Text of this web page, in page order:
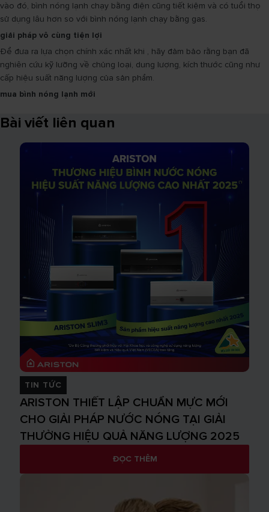
vào đó, bình nóng lạnh chạy bằng điện cũng tiết kiệm và có tuổi thọ
sử dụng lâu hơn so với bình nóng lạnh chạy bằng gas.
giải pháp vô cùng tiện lợi
Để đưa ra lựa chọn chính xác nhất khi , hãy đảm bảo rằng bạn đã
nghiên cứu kỹ lưỡng về chủng loại, dung lượng, kích thước cũng như
cấp hiệu suất năng lượng của sản phẩm.
mua bình nóng lạnh mới
Bài viết liên quan
TIN TỨC
ARISTON THIẾT LẬP CHUẨN MỰC MỚI
CHO GIẢI PHÁP NƯỚC NÓNG TẠI GIẢI
THƯỞNG HIỆU QUẢ NĂNG LƯỢNG 2025
ĐỌC THÊM